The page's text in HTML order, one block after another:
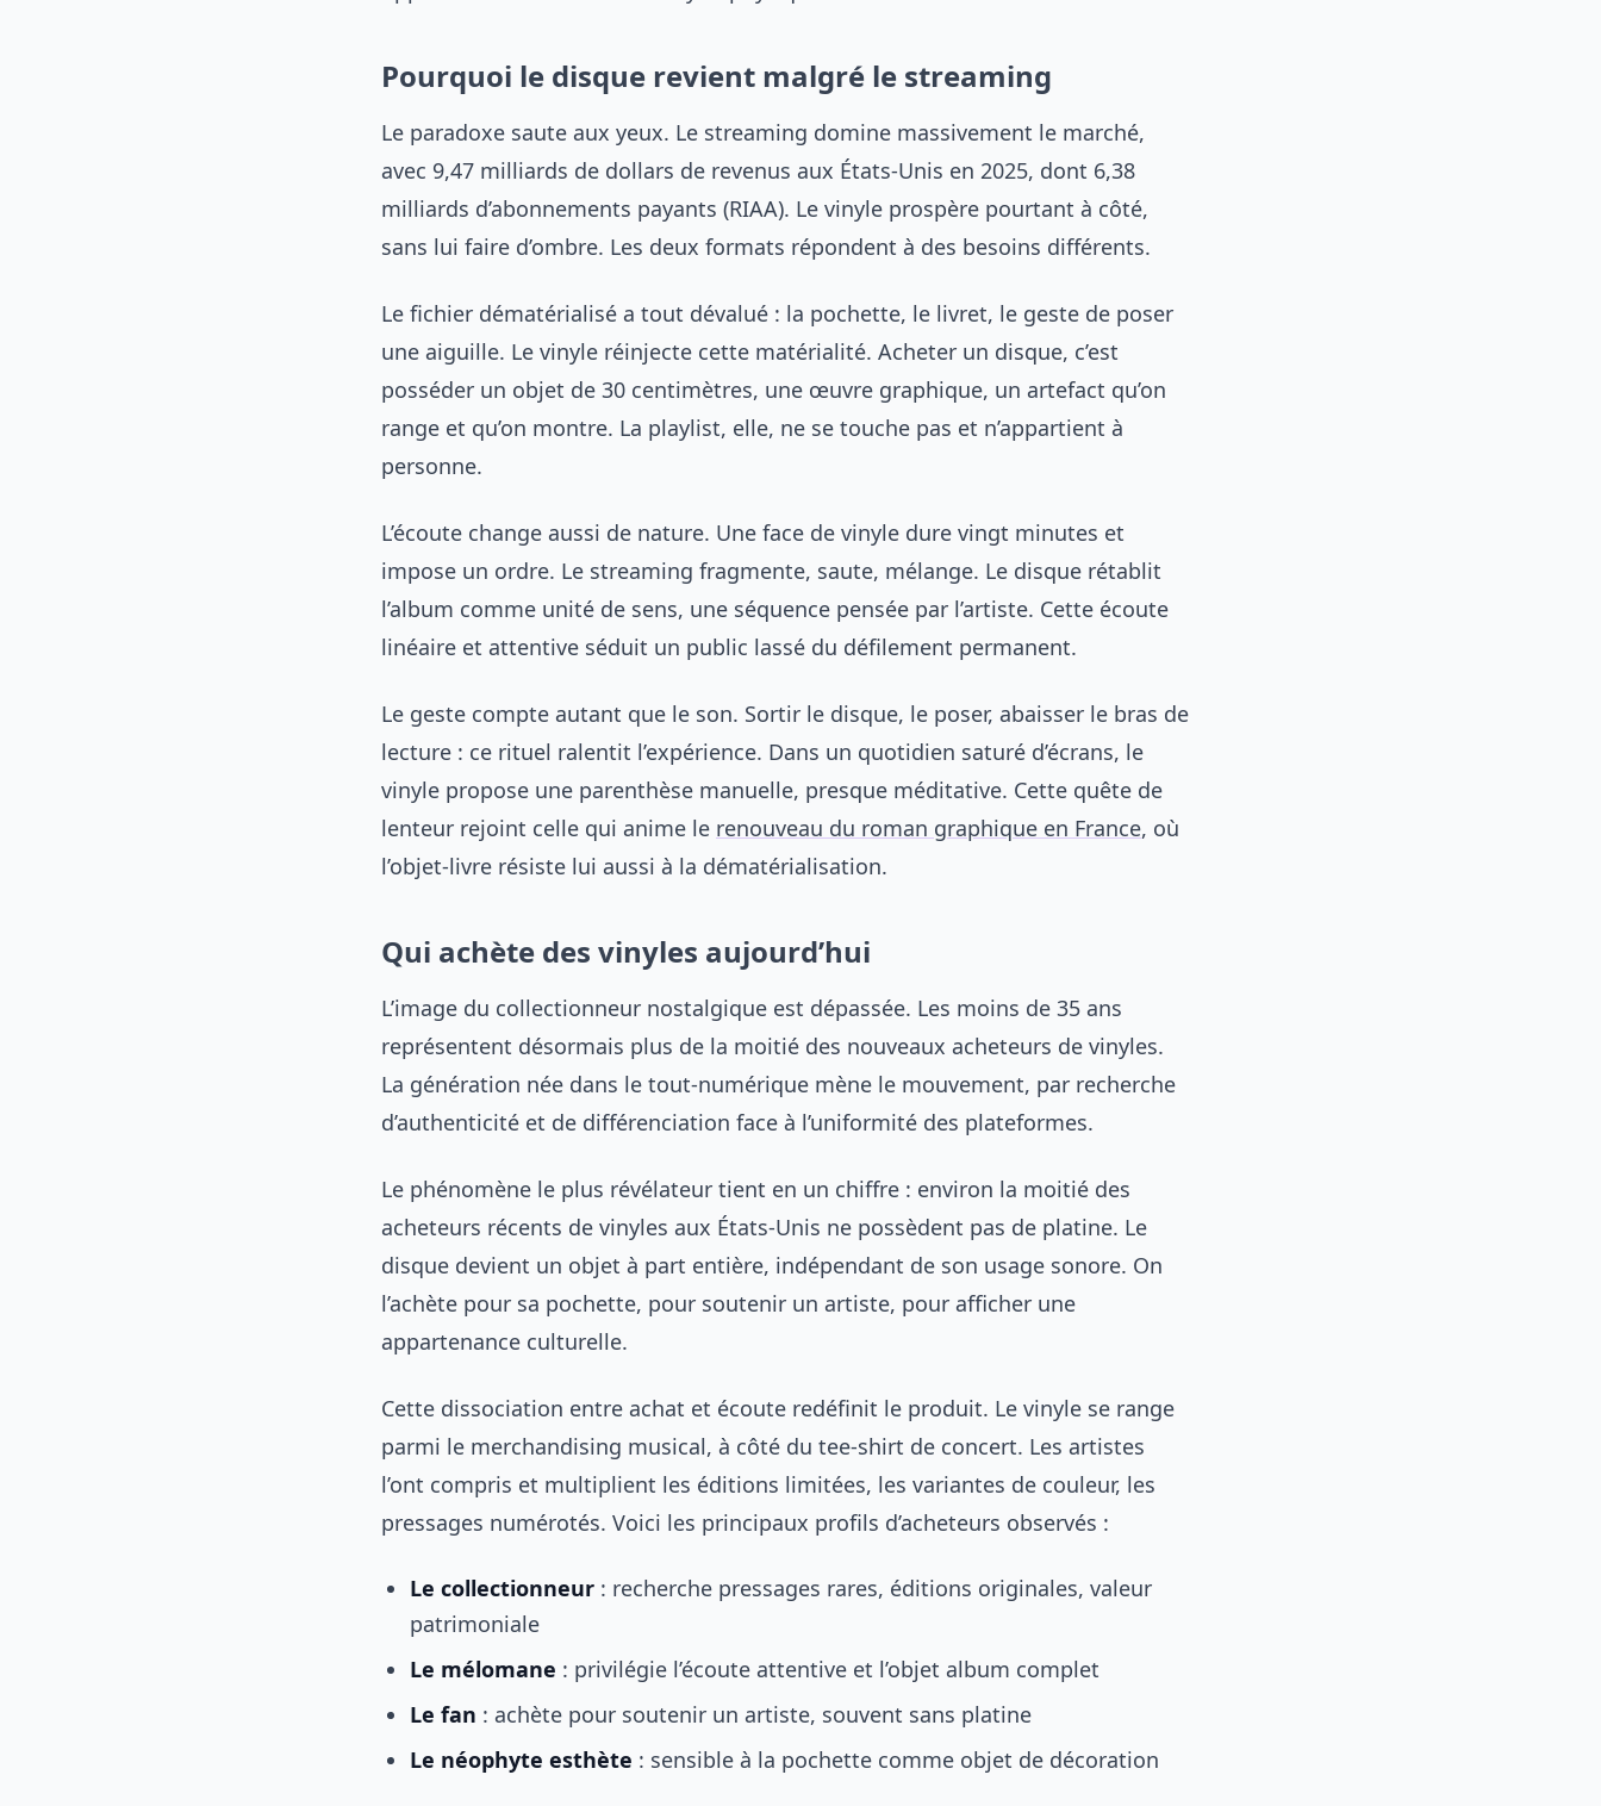
Pourquoi le disque revient malgré le streaming
Le paradoxe saute aux yeux. Le streaming domine massivement le marché,
avec 9,47 milliards de dollars de revenus aux États-Unis en 2025, dont 6,38
milliards d’abonnements payants (RIAA). Le vinyle prospère pourtant à côté,
sans lui faire d’ombre. Les deux formats répondent à des besoins différents.
Le fichier dématérialisé a tout dévalué : la pochette, le livret, le geste de poser
une aiguille. Le vinyle réinjecte cette matérialité. Acheter un disque, c’est
posséder un objet de 30 centimètres, une œuvre graphique, un artefact qu’on
range et qu’on montre. La playlist, elle, ne se touche pas et n’appartient à
personne.
L’écoute change aussi de nature. Une face de vinyle dure vingt minutes et
impose un ordre. Le streaming fragmente, saute, mélange. Le disque rétablit
l’album comme unité de sens, une séquence pensée par l’artiste. Cette écoute
linéaire et attentive séduit un public lassé du défilement permanent.
Le geste compte autant que le son. Sortir le disque, le poser, abaisser le bras de
lecture : ce rituel ralentit l’expérience. Dans un quotidien saturé d’écrans, le
vinyle propose une parenthèse manuelle, presque méditative. Cette quête de
lenteur rejoint celle qui anime le renouveau du roman graphique en France, où
l’objet-livre résiste lui aussi à la dématérialisation.
Qui achète des vinyles aujourd’hui
L’image du collectionneur nostalgique est dépassée. Les moins de 35 ans
représentent désormais plus de la moitié des nouveaux acheteurs de vinyles.
La génération née dans le tout-numérique mène le mouvement, par recherche
d’authenticité et de différenciation face à l’uniformité des plateformes.
Le phénomène le plus révélateur tient en un chiffre : environ la moitié des
acheteurs récents de vinyles aux États-Unis ne possèdent pas de platine. Le
disque devient un objet à part entière, indépendant de son usage sonore. On
l’achète pour sa pochette, pour soutenir un artiste, pour afficher une
appartenance culturelle.
Cette dissociation entre achat et écoute redéfinit le produit. Le vinyle se range
parmi le merchandising musical, à côté du tee-shirt de concert. Les artistes
l’ont compris et multiplient les éditions limitées, les variantes de couleur, les
pressages numérotés. Voici les principaux profils d’acheteurs observés :
Le collectionneur : recherche pressages rares, éditions originales, valeur
patrimoniale
Le mélomane : privilégie l’écoute attentive et l’objet album complet
Le fan : achète pour soutenir un artiste, souvent sans platine
Le néophyte esthète : sensible à la pochette comme objet de décoration